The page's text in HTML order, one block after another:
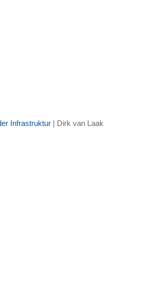
Infrastruktur | Dirk van Laak